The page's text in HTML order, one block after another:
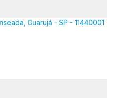
Guarujá - SP - 11440001